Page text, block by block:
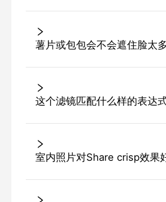
薯片或包包会不会遮住脸太
这个滤镜匹配什么样的表达
室内照片对Share crisp效果